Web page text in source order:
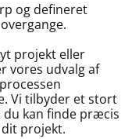
og defineret
projekt eller
vores udvalg af
Vi tilbyder et stort
du kan finde præcis
projekt.